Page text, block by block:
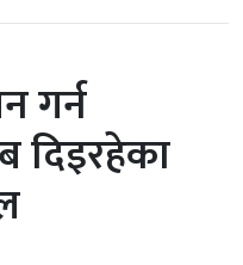
गर्न
दिइरहेका